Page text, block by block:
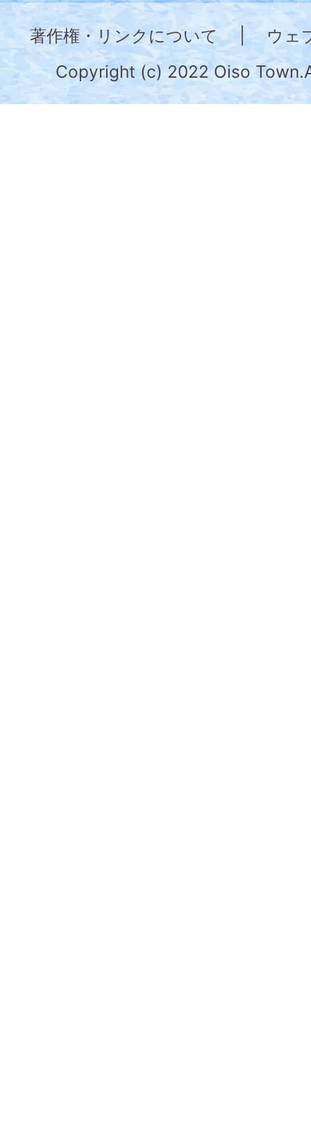
奈
川
県
の
著作権・リンクについて
ウェ
Copyright (c) 2022 Oiso